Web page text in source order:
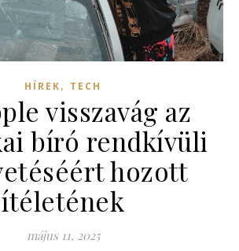
HÍREK, TECH
visszavág az
bíró rendkívüli
hozott
ítéletének
május 11, 2025